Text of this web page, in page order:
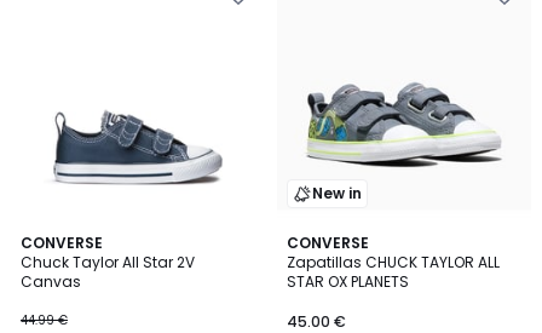
CONVERSE
Chuck Taylor All Star 2V
Canvas
44.99 €
4,9
/ 5
New in
CONVERSE
Zapatillas CHUCK TAYLOR ALL
STAR OX PLANETS
45.00 €